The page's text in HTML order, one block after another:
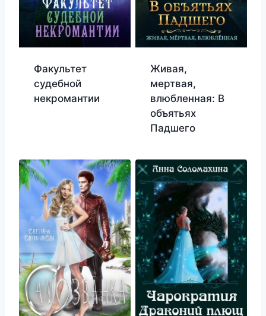
Факультет
судебной
некромантии
Живая,
мертвая,
влюбленная: В
объятьях
Падшего